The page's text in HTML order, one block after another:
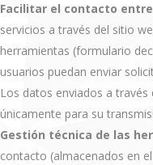
Facilitar el contacto
servicios a través del sitio
herramientas (formulario
usuarios puedan enviar
Los datos enviados a
únicamente para su
Gestión técnica de las
contacto (almacenados en